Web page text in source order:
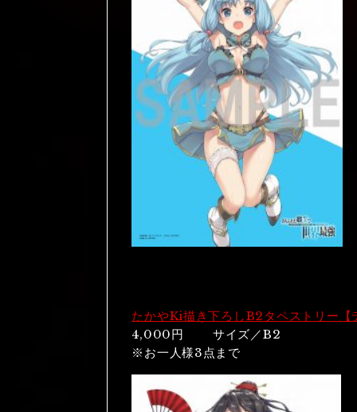
たかやKi描き下ろしB2タペストリー【
4,000円 サイズ／B2
※お一人様3点まで